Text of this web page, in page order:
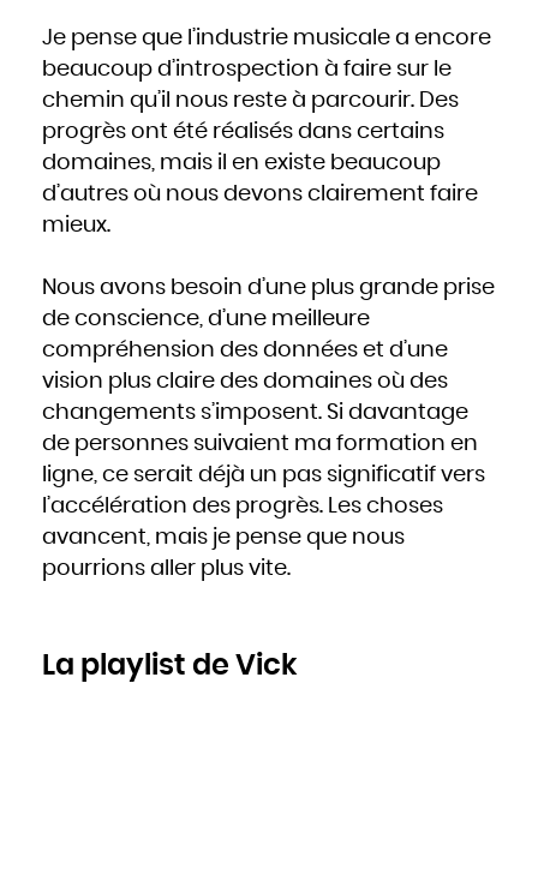
Je pense que l’industrie musicale a encore
beaucoup d’introspection à faire sur le
chemin qu’il nous reste à parcourir. Des
progrès ont été réalisés dans certains
domaines, mais il en existe beaucoup
d’autres où nous devons clairement faire
mieux.
Nous avons besoin d’une plus grande prise
de conscience, d’une meilleure
compréhension des données et d’une
vision plus claire des domaines où des
changements s’imposent. Si davantage
de personnes suivaient ma formation en
ligne, ce serait déjà un pas significatif vers
l’accélération des progrès. Les choses
avancent, mais je pense que nous
pourrions aller plus vite.
La playlist de Vick